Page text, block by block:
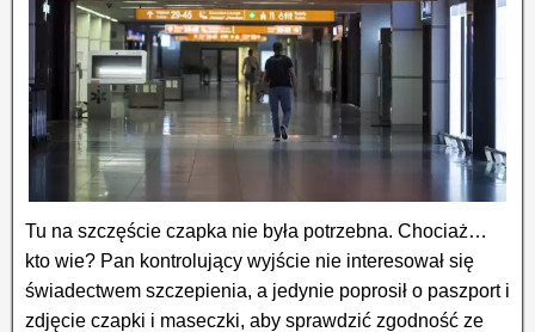
Tu na szczęście czapka nie była potrzebna. Chociaż…
kto wie? Pan kontrolujący wyjście nie interesował się
świadectwem szczepienia, a jedynie poprosił o paszport i
zdjęcie czapki i maseczki, aby sprawdzić zgodność ze